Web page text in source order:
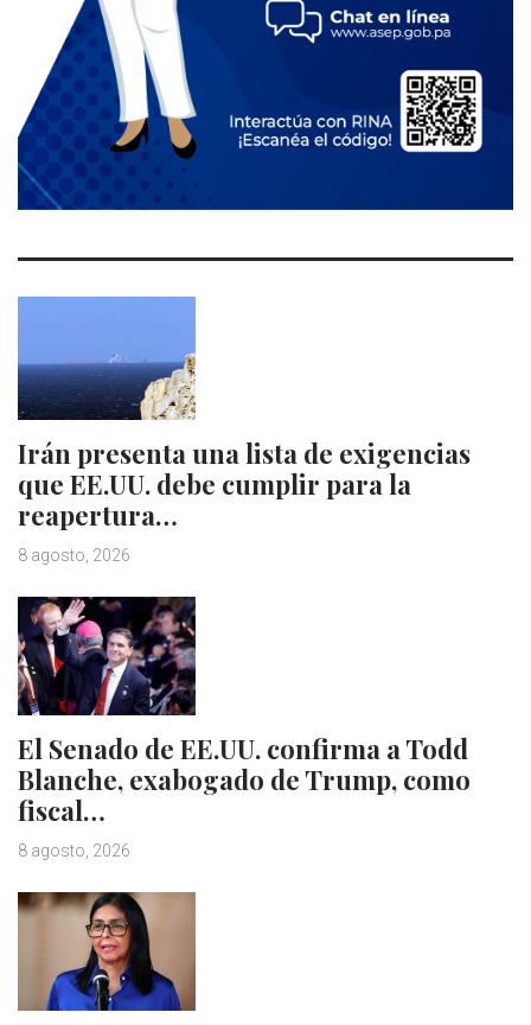
Irán presenta una lista de exigencias
que EE.UU. debe cumplir para la
reapertura…
8 agosto, 2026
El Senado de EE.UU. confirma a Todd
Blanche, exabogado de Trump, como
fiscal…
8 agosto, 2026